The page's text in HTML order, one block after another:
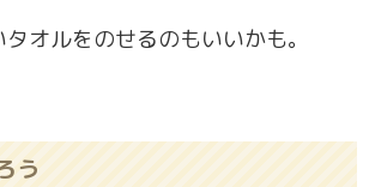
オルをのせるのもいいかも。
う